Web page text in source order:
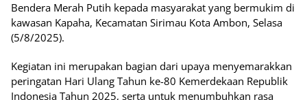
Bendera Merah Putih kepada masyarakat yang bermukim di
kawasan Kapaha, Kecamatan Sirimau Kota Ambon, Selasa
(5/8/2025).
Kegiatan ini merupakan bagian dari upaya menyemarakkan
peringatan Hari Ulang Tahun ke-80 Kemerdekaan Republik
Indonesia Tahun 2025, serta untuk menumbuhkan rasa